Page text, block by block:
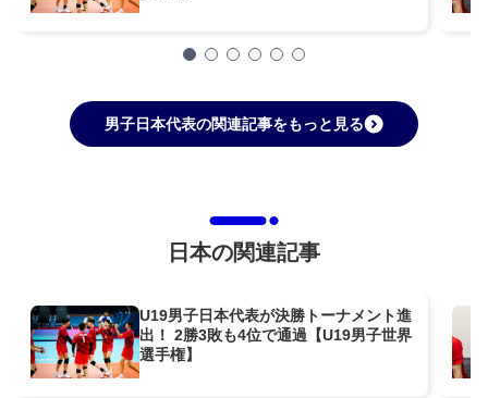
男子日本代表の関連記事をもっと見る
日本の関連記事
U19男子日本代表が決勝トーナメント進
出！ 2勝3敗も4位で通過【U19男子世界
選手権】